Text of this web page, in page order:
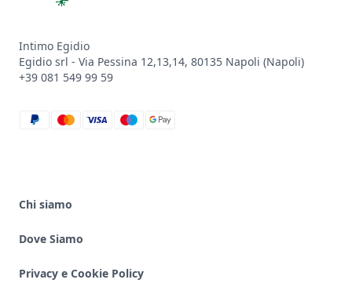
Intimo Egidio
Egidio srl - Via Pessina 12,13,14, 80135 Napoli (Napoli)
+39 081 549 99 59
paypal
mastercard
visa
maestro
google_pay
Chi siamo
Dove Siamo
Privacy e Cookie Policy